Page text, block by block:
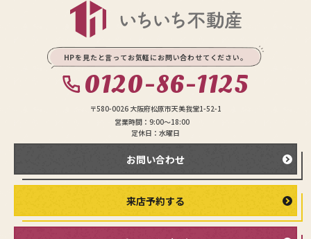
HPを見たと言ってお気軽にお問い合わせてください。
0120-86-1125
〒580-0026 大阪府松原市天美我堂1-52-1
営業時間：9:00〜18:00
定休日：水曜日
お問い合わせ
来店予約する